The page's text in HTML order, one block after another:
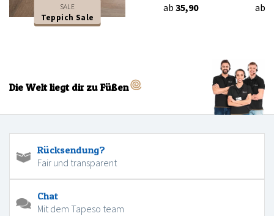
SALE
Teppich Sale
ab 35,90 ab
Die Welt liegt dir zu Füßen
Rücksendung?
Fair und transparent
Chat
Mit dem Tapeso team